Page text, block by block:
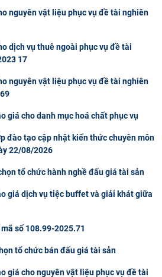
nguyên vật liệu phục vụ đề tài nghiên
dịch vụ thuê ngoài phục vụ đề tài
17
nguyên vật liệu phục vụ đề tài nghiên
giá cho danh mục hoá chất phục vụ
đào tạo cập nhật kiến thức chuyên môn
22/08/2026
tổ chức hành nghề đấu giá tài sản
giá dịch vụ tiệc buffet và giải khát giữa
số 108.99-2025.71
tổ chức bán đấu giá tài sản
giá cho nguyên vật liệu phục vụ đề tài